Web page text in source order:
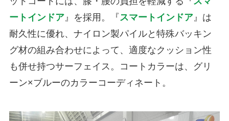
ートインドア』を採用。『 スマートインドア』は
耐久性に優れ、ナイロン製パイルと特殊バッキン
グ材の組み合わせによって、適度なクッション性
も併せ持つサーフェイス。コートカラーは、グリ
ーン×ブルーのカラーコーディネート。